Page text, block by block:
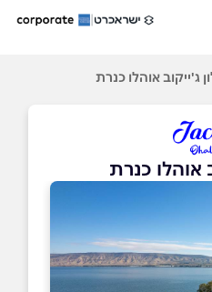
ג'ייקוב אוהלו כנרת
אוהלו כנרת